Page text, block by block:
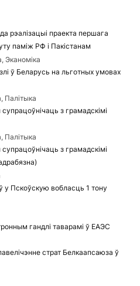
рэалізацыі праекта першага
паміж РФ і Пакістанам
Эканоміка
ў Беларусь на льготных умовах
Палітыка
з грамадскімі
Палітыка
з грамадскімі
у Пскоўскую вобласць 1 тону
гандлі таварамі ў ЕАЭС
страт Белкаапсаюза ў